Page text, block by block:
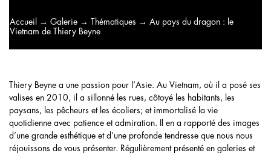
Accueil → Galerie → Thématiques → Au pays du dragon : le
Vietnam de Thiery Beyne
Thiery Beyne a une passion pour l’Asie. Au Vietnam, où il a posé ses
valises en 2010, il a sillonné les rues, côtoyé les habitants, les
paysans, les pêcheurs et les écoliers; et immortalisé la vie
quotidienne avec patience et admiration. Il en a rapporté des images
d’une grande esthétique et d’une profonde tendresse que nous nous
réjouissons de vous présenter. Régulièrement présenté en galeries et